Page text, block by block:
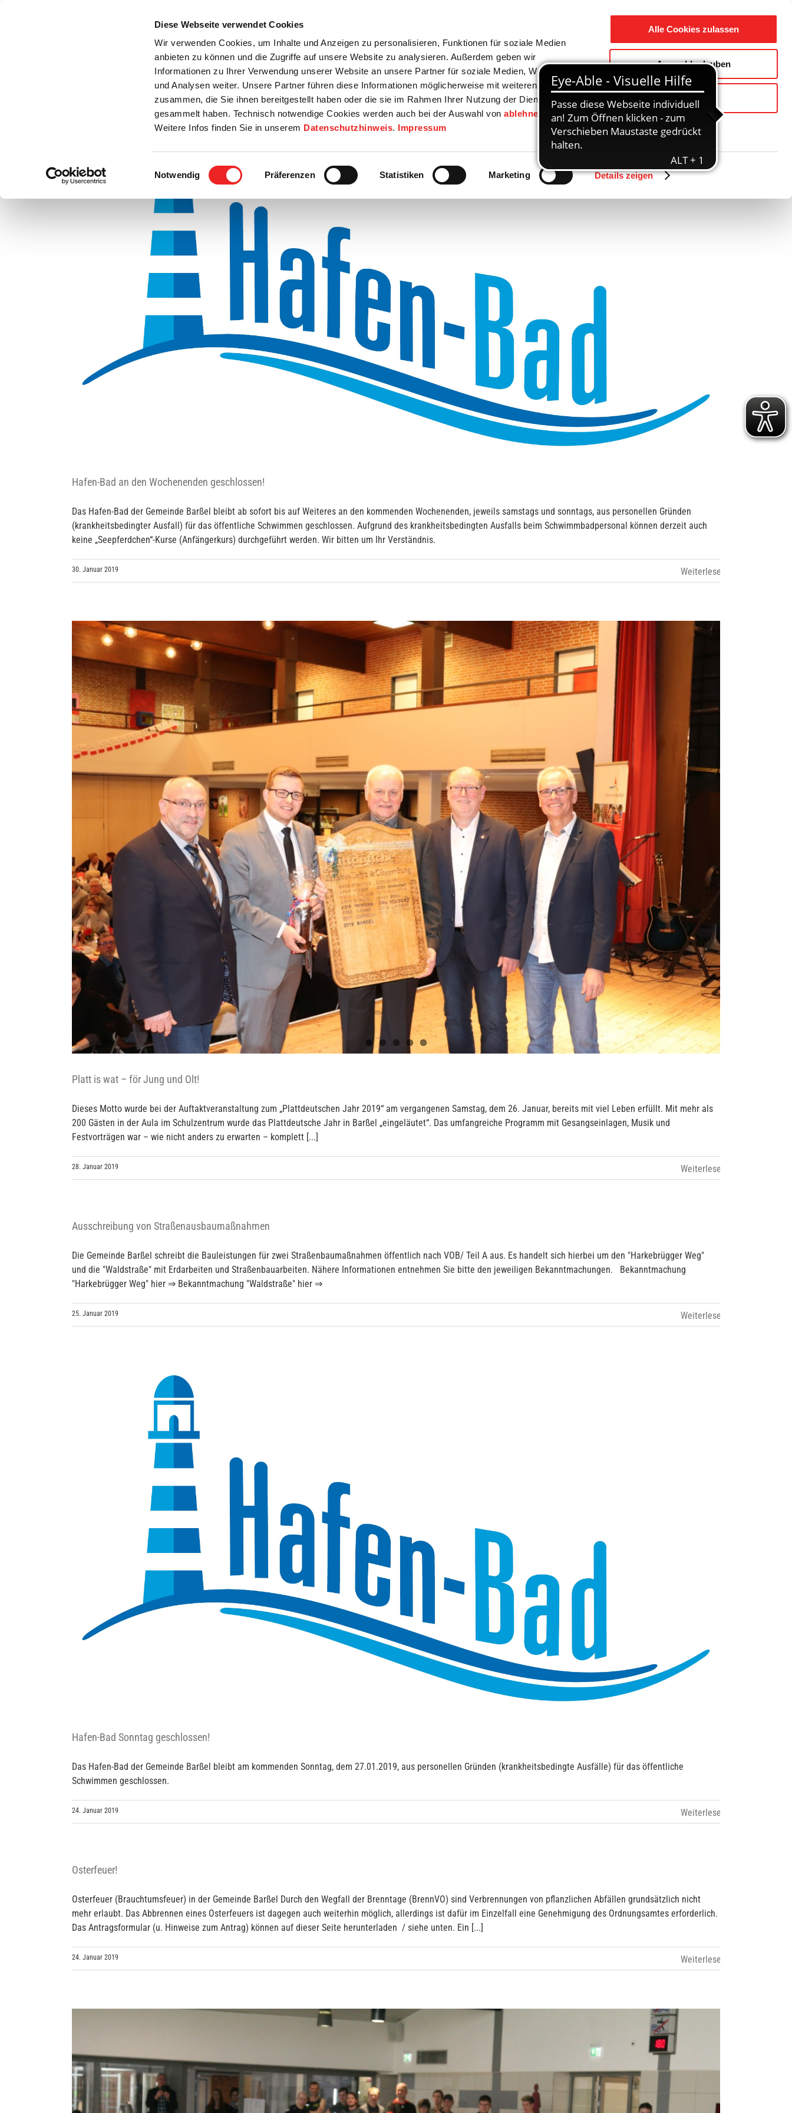
Diese Webseite verwendet Cookies
Wir verwenden Cookies, um Inhalte und Anzeigen zu personalisieren, Funktionen für soziale Medien
anbieten zu können und die Zugriffe auf unsere Website zu analysieren. Außerdem geben wir
Informationen zu Ihrer Verwendung unserer Website an unsere Partner für soziale Medien, Werbung
und Analysen weiter. Unsere Partner führen diese Informationen möglicherweise mit weiteren Daten
zusammen, die Sie ihnen bereitgestellt haben oder die sie im Rahmen Ihrer Nutzung der Dienste
gesammelt haben. Technisch notwendige Cookies werden auch bei der Auswahl vonablehnen
gesetzt.
Weitere Infos finden Sie in unserem Datenschutzhinweis. Impressum
Einwilligungsauswahl
Notwendig Präferenzen Statistiken Marketing Details zeigen
Alle Cookies zulassen
Auswahl erlauben
Ablehnen
Startseite
Bürgerservice Rats- / Bürgerinfo Wirtschaft / Wohnen Bildung / Soziales Touristik / Freizeit Gemeinde / Geschichte
Hafen-Bad an den Wochenenden geschlossen!
Das Hafen-Bad der Gemeinde Barßel bleibt ab sofort bis auf Weiteres an den kommenden Wochenenden, jeweils samstags und sonntags, aus personellen Gründen
(krankheitsbedingter Ausfall) für das öffentliche Schwimmen geschlossen. Aufgrund des krankheitsbedingten Ausfalls beim Schwimmbadpersonal können derzeit auch
keine „Seepferdchen“-Kurse (Anfängerkurs) durchgeführt werden. Wir bitten um Ihr Verständnis.
30. Januar 2019
Platt is wat – för Jung und Olt!
Dieses Motto wurde bei der Auftaktveranstaltung zum „Plattdeutschen Jahr 2019“ am vergangenen Samstag, dem 26. Januar, bereits mit viel Leben erfüllt. Mit mehr als
200 Gästen in der Aula im Schulzentrum wurde das Plattdeutsche Jahr in Barßel „eingeläutet“. Das umfangreiche Programm mit Gesangseinlagen, Musik und
Festvorträgen war – wie nicht anders zu erwarten – komplett [...]
28. Januar 2019
Ausschreibung von Straßenausbaumaßnahmen
Die Gemeinde Barßel schreibt die Bauleistungen für zwei Straßenbaumaßnahmen öffentlich nach VOB/ Teil A aus. Es handelt sich hierbei um den "Harkebrügger Weg"
und die "Waldstraße" mit Erdarbeiten und Straßenbauarbeiten. Nähere Informationen entnehmen Sie bitte den jeweiligen Bekanntmachungen. Bekanntmachung
"Harkebrügger Weg" hier ⇒ Bekanntmachung "Waldstraße" hier ⇒
25. Januar 2019
Hafen-Bad Sonntag geschlossen!
Das Hafen-Bad der Gemeinde Barßel bleibt am kommenden Sonntag, dem 27.01.2019, aus personellen Gründen (krankheitsbedingte Ausfälle) für das öffentliche
Schwimmen geschlossen.
24. Januar 2019
Osterfeuer!
Osterfeuer (Brauchtumsfeuer) in der Gemeinde Barßel Durch den Wegfall der Brenntage (BrennVO) sind Verbrennungen von pflanzlichen Abfällen grundsätzlich nicht
mehr erlaubt. Das Abbrennen eines Osterfeuers ist dagegen auch weiterhin möglich, allerdings ist dafür im Einzelfall eine Genehmigung des Ordnungsamtes erforderlich.
Das Antragsformular (u. Hinweise zum Antrag) können auf dieser Seite herunterladen / siehe unten. Ein [...]
24. Januar 2019